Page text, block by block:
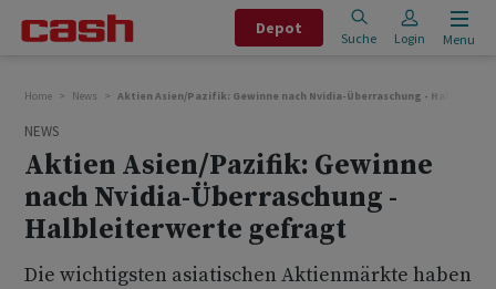
Depot
Suche Login Menu
Home News Aktien Asien/Pazifik: Gewinne nach Nvidia-Überraschung -
NEWS
Aktien Asien/Pazifik: Gewinne
nach Nvidia-Überraschung -
Halbleiterwerte gefragt
Die wichtigsten asiatischen Aktienmärkte haben